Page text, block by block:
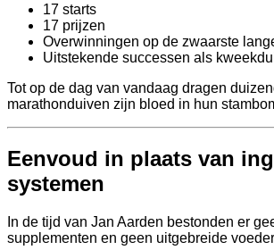
17 starts
17 prijzen
Overwinningen op de zwaarste
Uitstekende successen als
Tot op de dag van vandaag dragen
marathonduiven zijn bloed in hun
Eenvoud in plaats van
systemen
In de tijd van Jan Aarden bestonden er
supplementen en geen uitgebreide